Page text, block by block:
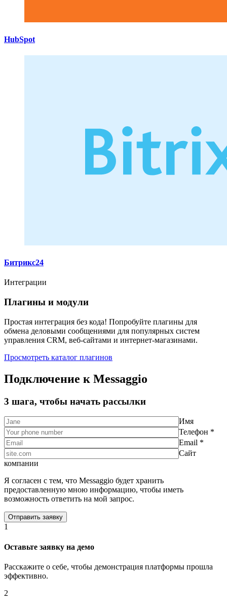
HubSpot
Битрикс24
Интеграции
Плагины и модули
Простая интеграция без кода! Попробуйте плагины для
обмена деловыми сообщениями для популярных систем
управления CRM, веб-сайтами и интернет-магазинами.
Просмотреть каталог плагинов
Подключение к Messaggio
3 шага, чтобы начать рассылки
Имя
Телефон *
Email *
Сайт
компании
Я согласен с тем, что Messaggio будет хранить
предоставленную мною информацию, чтобы иметь
возможность ответить на мой запрос.
1
Оставьте заявку на демо
Расскажите о себе, чтобы демонстрация платформы прошла
эффективно.
2